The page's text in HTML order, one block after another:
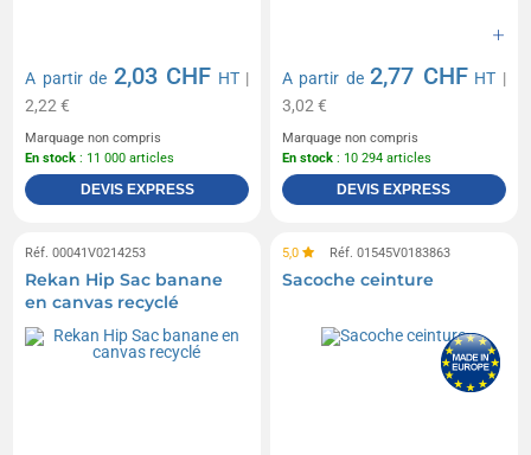
A partir de 2,03 CHF HT|
2,22 €
Marquage non compris
En stock : 11 000 articles
DEVIS EXPRESS
A partir de2,77 CHF HT |
3,02 €
Marquage non compris
En stock : 10 294 articles
DEVIS EXPRESS
Réf. 00041V0214253
Rekan Hip Sac banane
en canvas recyclé
5,0 Réf. 01545V0183863
Sacoche ceinture